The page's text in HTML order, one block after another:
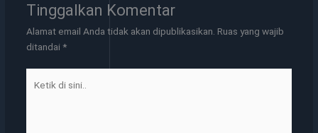
Tinggalkan Komentar
Alamat email Anda tidak akan dipublikasikan. Ruas yang wajib
ditandai *